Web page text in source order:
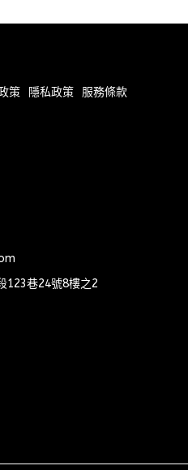
策 隱私政策
服務條款
123巷24號8樓之2